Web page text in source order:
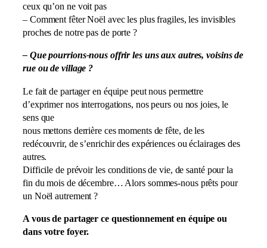
ceux qu’on ne voit pas
– Comment fêter Noël avec les plus fragiles, les invisibles
proches de notre pas de porte ?
– Que pourrions-nous offrir les uns aux autres, voisins de
rue ou de village ?
Le fait de partager en équipe peut nous permettre
d’exprimer nos interrogations, nos peurs ou nos joies, le
sens que
nous mettons derrière ces moments de fête, de les
redécouvrir, de s’enrichir des expériences ou éclairages des
autres.
Difficile de prévoir les conditions de vie, de santé pour la
fin du mois de décembre… Alors sommes-nous prêts pour
un Noël autrement ?
A vous de partager ce questionnement en équipe ou
dans votre foyer.